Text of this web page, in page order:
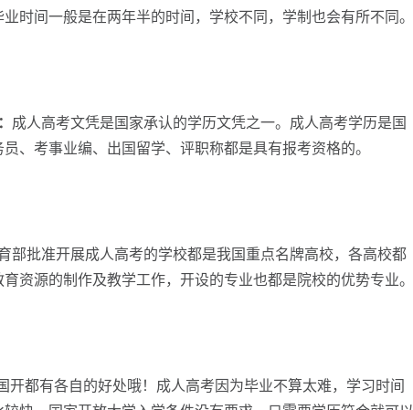
时间一般是在两年半的时间，学校不同，学制也会有所不同。
成人高考文凭是国家承认的学历文凭之一。成人高考学历是国
、考事业编、出国留学、评职称都是具有报考资格的。
部批准开展成人高考的学校都是我国重点名牌高校，各高校都
资源的制作及教学工作，开设的专业也都是院校的优势专业。
开都有各自的好处哦！成人高考因为毕业不算太难，学习时间